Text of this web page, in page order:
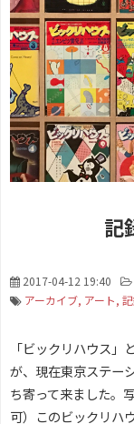
記
2017-04-12 19:40
アーカイブ アート
「ビックリハウス
が、現在東京ステー
ち寄って来ました。
可）このビックリハ